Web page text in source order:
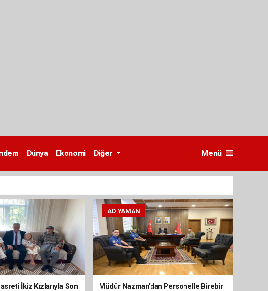
Dünya Ekonomi Diğer Menü
İkiz Kızlarıyla Son
ADIYAMAN
Müdür Nazman’dan Personelle Birebir